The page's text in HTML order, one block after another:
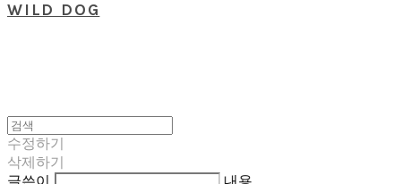
WILD DOG
수정하기
삭제하기